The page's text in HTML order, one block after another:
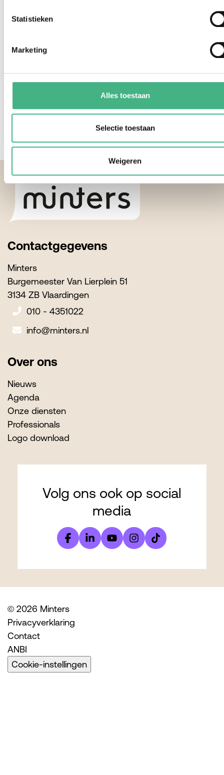
Statistieken
Marketing
Alles toestaan
Selectie toestaan
Weigeren
Mantelzorgers
Regelingen, gratis activiteiten, advies en
Bekijk
Contactgegevens
Minters
Burgemeester Van Lierplein 51
3134 ZB Vlaardingen
010 - 4351022
info@minters.nl
Over ons
Nieuws
Agenda
Onze diensten
Professionals
Logo download
Volg ons ook op social
media
© 2026 Minters
Privacyverklaring
Contact
ANBI
Cookie-instellingen